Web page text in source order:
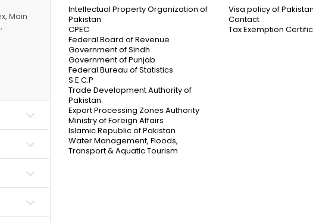
Main
Intellectual Property Organization of
Pakistan
CPEC
Federal Board of Revenue
Government of Sindh
Government of Punjab
Federal Bureau of Statistics
S.E.C.P
Trade Development Authority of
Pakistan
Export Processing Zones Authority
Ministry of Foreign Affairs
Islamic Republic of Pakistan
Water Management, Floods,
Transport & Aquatic Tourism
Visa policy of Pakistan
Contact
Tax Exemption